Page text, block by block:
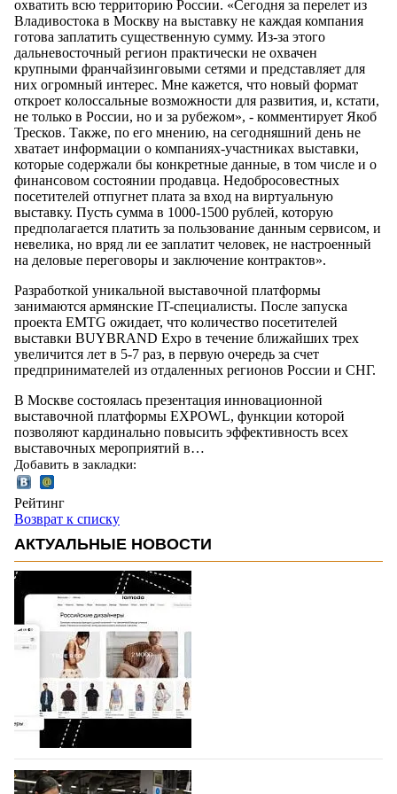
охватить всю территорию России. «Сегодня за перелет из
Владивостока в Москву на выставку не каждая компания
готова заплатить существенную сумму. Из-за этого
дальневосточный регион практически не охвачен
крупными франчайзинговыми сетями и представляет для
них огромный интерес. Мне кажется, что новый формат
откроет колоссальные возможности для развития, и, кстати,
не только в России, но и за рубежом», - комментирует Якоб
Тресков. Также, по его мнению, на сегодняшний день не
хватает информации о компаниях-участниках выставки,
которые содержали бы конкретные данные, в том числе и о
финансовом состоянии продавца. Недобросовестных
посетителей отпугнет плата за вход на виртуальную
выставку. Пусть сумма в 1000-1500 рублей, которую
предполагается платить за пользование данным сервисом, и
невелика, но вряд ли ее заплатит человек, не настроенный
на деловые переговоры и заключение контрактов».
Разработкой уникальной выставочной платформы
занимаются армянские IT-специалисты. После запуска
проекта EMTG ожидает, что количество посетителей
выставки BUYBRAND Expo в течение ближайших трех
увеличится лет в 5-7 раз, в первую очередь за счет
предпринимателей из отдаленных регионов России и СНГ.
В Москве состоялась презентация инновационной
выставочной платформы EXPOWL, функции которой
позволяют кардинально повысить эффективность всех
выставочных мероприятий в…
Добавить в закладки:
Рейтинг
Возврат к списку
АКТУАЛЬНЫЕ НОВОСТИ
На платформе Lamoda - новый раздел и